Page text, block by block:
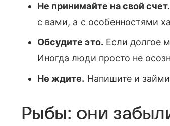
Не принимайте на свой счет.
с вами, а с особенностями
Обсудите это. Если долгое
Иногда люди просто не
Не ждите. Напишите и
Рыбы: они